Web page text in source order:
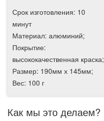
Срок изготовления: 10
минут
Материал: алюминий;
Покрытие:
высококачественная краска;
Размер: 190мм х 145мм;
Вес: 100 г
Как мы это делаем?